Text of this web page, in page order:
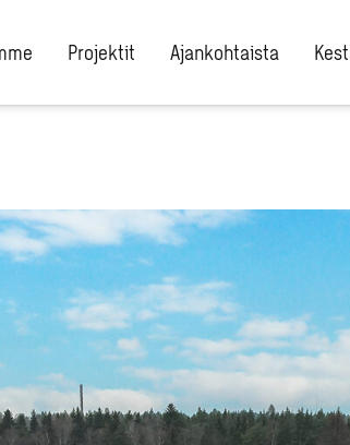
Projektit Ajankohtaista